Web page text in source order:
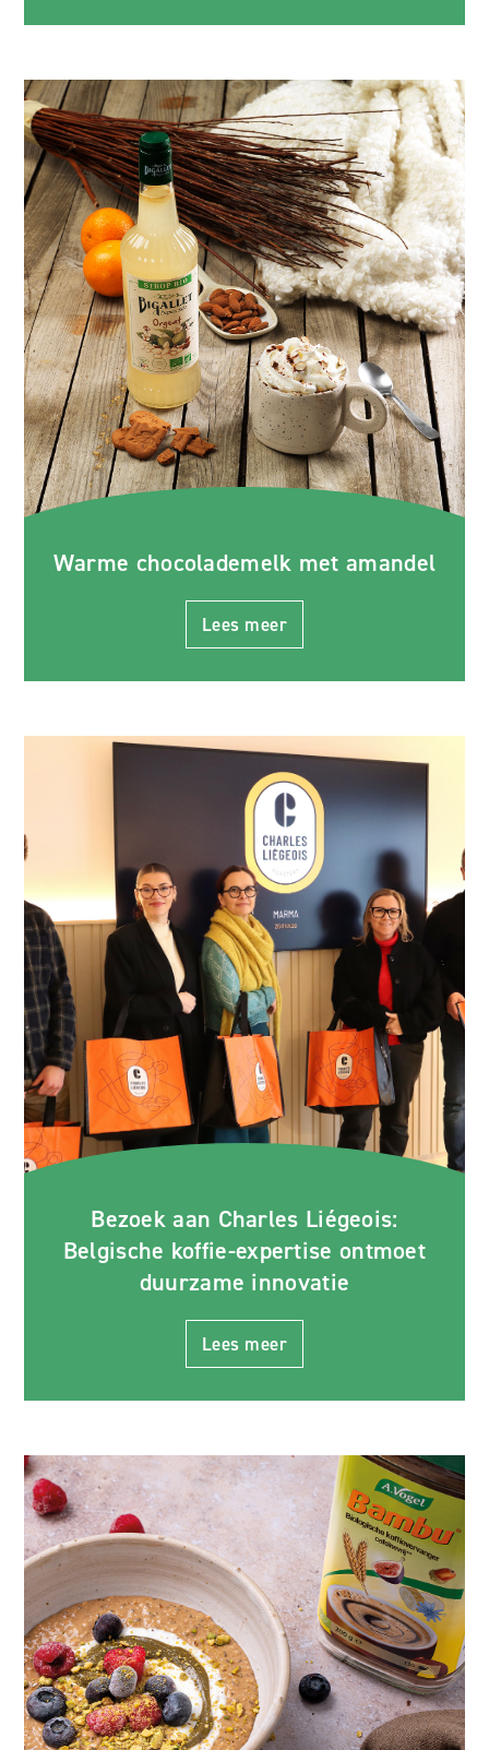
Warme chocolademelk met amandel
Lees meer
Bezoek aan Charles Liégeois:
Belgische koffie-expertise ontmoet
duurzame innovatie
Lees meer